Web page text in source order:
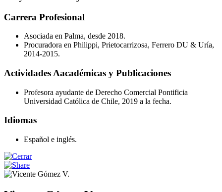
Carrera Profesional
Asociada en Palma, desde 2018.
Procuradora en Philippi, Prietocarrizosa, Ferrero DU & Uría,
2014-2015.
Actividades Aacadémicas y Publicaciones
Profesora ayudante de Derecho Comercial Pontificia
Universidad Católica de Chile, 2019 a la fecha.
Idiomas
Español e inglés.